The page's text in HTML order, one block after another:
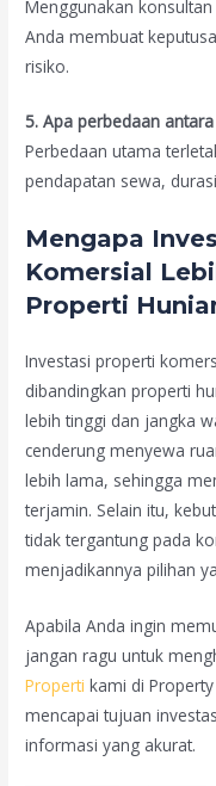
Menggunakan
Anda membuat
risiko.
5. Apa perbedaan
Perbedaan utama
pendapatan sewa,
Mengapa
Komersial
Properti
Investasi properti
dibandingkan properti
lebih tinggi dan jangka
cenderung menyewa
lebih lama, sehingga
terjamin. Selain itu,
tidak tergantung pada
menjadikannya pilihan
Apabila Anda ingin
jangan ragu untuk
Properti kami di
mencapai tujuan
informasi yang akurat.